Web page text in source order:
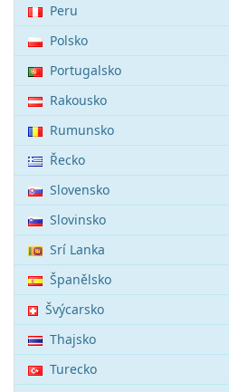
Peru
Polsko
Portugalsko
Rakousko
Rumunsko
Řecko
Slovensko
Slovinsko
Srí Lanka
Španělsko
Švýcarsko
Thajsko
Turecko